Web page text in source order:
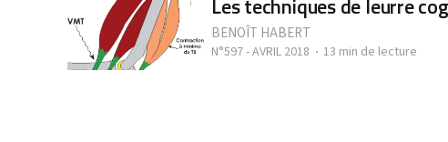
BENOÎT HABERT
N°597 - AVRIL 2018 13 min de lecture